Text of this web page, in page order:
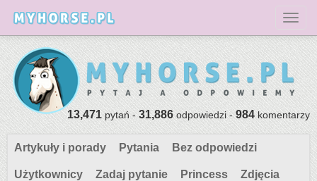
13,471pytań -31,886odpowiedzi -984komentarzy
Artykuły i porady Pytania Bez odpowiedzi
Użytkownicy Zadaj pytanie Princess Zdjęcia